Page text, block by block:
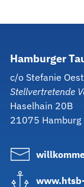
Hamburger
c/o Stefanie
Stellvertretende
Haselhain 20B
21075 Hamburg